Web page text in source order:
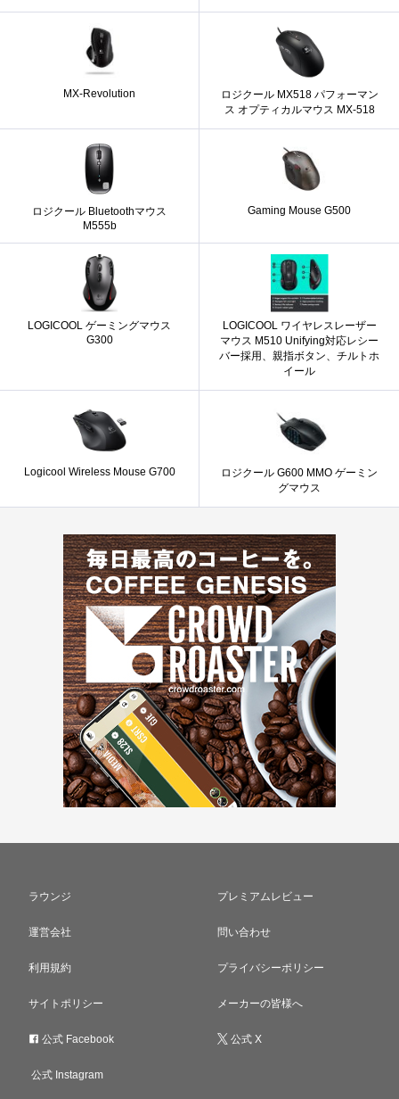
MX-Revolution
ロジクール MX518 パフォーマン
ス オプティカルマウス MX-518
ロジクール Bluetoothマウス
M555b
Gaming Mouse G500
LOGICOOL ゲーミングマウス
G300
LOGICOOL ワイヤレスレーザー
マウス M510 Unifying対応レシー
バー採用、親指ボタン、チルトホ
イール
Logicool Wireless Mouse G700
ロジクール G600 MMO ゲーミン
グマウス
ラウンジ プレミアムレビュー
運営会社 問い合わせ
利用規約 プライバシーポリシー
サイトポリシー メーカーの皆様へ
公式 Facebook 公式 X
公式 Instagram